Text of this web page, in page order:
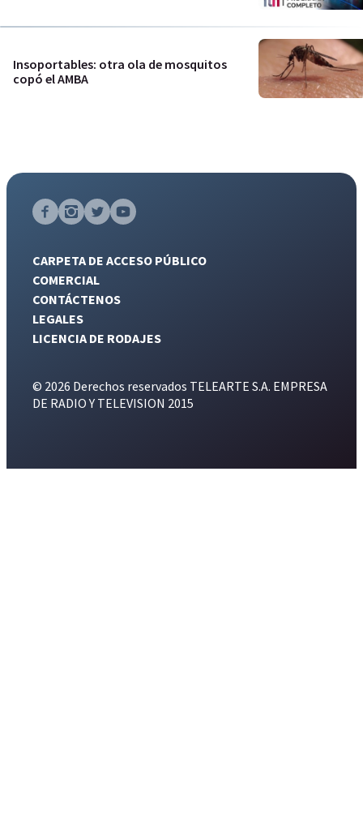
Insoportables: otra ola de mosquitos
copó el AMBA
CARPETA DE ACCESO PÚBLICO
COMERCIAL
CONTÁCTENOS
LEGALES
LICENCIA DE RODAJES
© 2026 Derechos reservados TELEARTE S.A. EMPRESA
DE RADIO Y TELEVISION 2015